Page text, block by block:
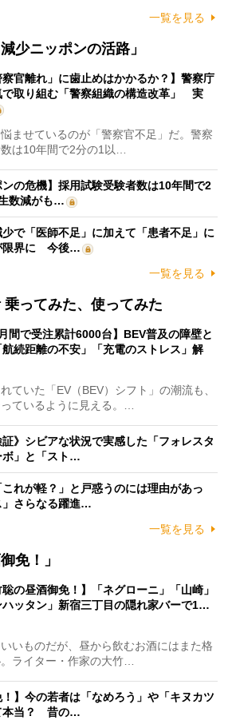
一覧を見る
少ニッポンの活路」
察官離れ」に歯止めはかかるか？】警察庁
で取り組む「警察組織の構造改革」 実
ませているのが「警察官不足」だ。警察
は10年間で2分の1以…
ンの危機】採用試験受験者数は10年間で2
数減がも…
少で「医師不足」に加えて「患者不足」に
限界に 今後…
一覧を見る
ってみた、使ってみた
月間で受注累計6000台】BEV普及の障壁と
続距離の不安」「充電のストレス」解
ていた「EV（BEV）シフト」の潮流も、
ているように見える。…
証》シビアな状況で実感した「フォレスタ
」と「スト…
れが軽？」と戸惑うのには理由があっ
さらなる躍進…
一覧を見る
免！」
聡の昼酒御免！】「ネグローニ」「山崎」
ハッタン」新宿三丁目の隠れ家バーで1…
いものだが、昼から飲むお酒にはまた格
ライター・作家の大竹…
！】今の若者は「なめろう」や「キヌカツ
本当？ 昔の…